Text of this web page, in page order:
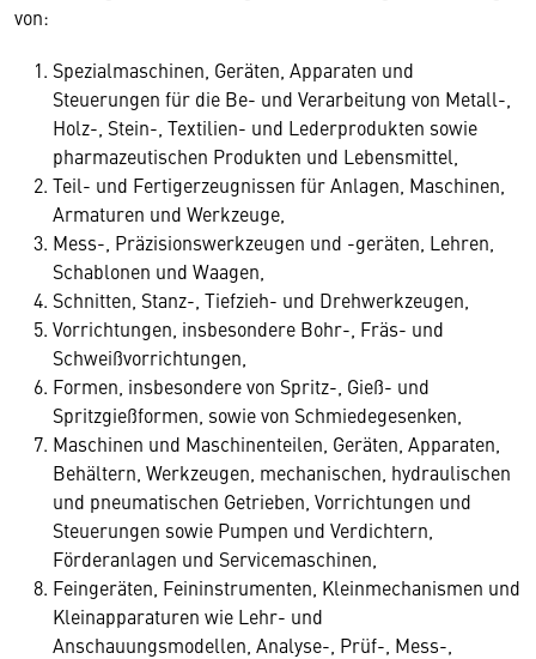
von:
Spezialmaschinen, Geräten, Apparaten und
Steuerungen für die Be- und Verarbeitung von Metall-,
Holz-, Stein-, Textilien- und Lederprodukten sowie
pharmazeutischen Produkten und Lebensmittel,
Teil- und Fertigerzeugnissen für Anlagen, Maschinen,
Armaturen und Werkzeuge,
Mess-, Präzisionswerkzeugen und -geräten, Lehren,
Schablonen und Waagen,
Schnitten, Stanz-, Tiefzieh- und Drehwerkzeugen,
Vorrichtungen, insbesondere Bohr-, Fräs- und
Schweißvorrichtungen,
Formen, insbesondere von Spritz-, Gieß- und
Spritzgießformen, sowie von Schmiedegesenken,
Maschinen und Maschinenteilen, Geräten, Apparaten,
Behältern, Werkzeugen, mechanischen, hydraulischen
und pneumatischen Getrieben, Vorrichtungen und
Steuerungen sowie Pumpen und Verdichtern,
Förderanlagen und Servicemaschinen,
Feingeräten, Feininstrumenten, Kleinmechanismen und
Kleinapparaturen wie Lehr- und
Anschauungsmodellen, Analyse-, Prüf-, Mess-,